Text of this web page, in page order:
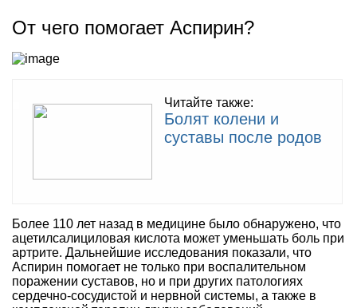
От чего помогает Аспирин?
Читайте также:
Болят колени и
суставы после родов
Более 110 лет назад в медицине было обнаружено, что
ацетилсалициловая кислота может уменьшать боль при
артрите. Дальнейшие исследования показали, что
Аспирин помогает не только при воспалительном
поражении суставов, но и при других патологиях
сердечно-сосудистой и нервной системы, а также в